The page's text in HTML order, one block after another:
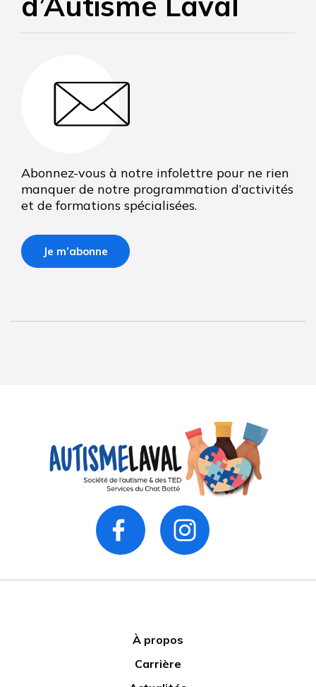
Abonnez-vous à notre infolettre pour ne rien
manquer de notre programmation d’activités
et de formations spécialisées.
Je m’abonne
À propos
Carrière